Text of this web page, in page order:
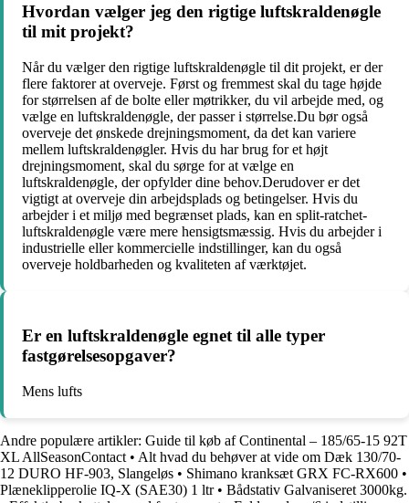
Hvordan vælger jeg den rigtige luftskraldenøgle
til mit projekt?
Når du vælger den rigtige luftskraldenøgle til dit projekt, er der
flere faktorer at overveje. Først og fremmest skal du tage højde
for størrelsen af de bolte eller møtrikker, du vil arbejde med, og
vælge en luftskraldenøgle, der passer i størrelse.Du bør også
overveje det ønskede drejningsmoment, da det kan variere
mellem luftskraldenøgler. Hvis du har brug for et højt
drejningsmoment, skal du sørge for at vælge en
luftskraldenøgle, der opfylder dine behov.Derudover er det
vigtigt at overveje din arbejdsplads og betingelser. Hvis du
arbejder i et miljø med begrænset plads, kan en split-ratchet-
luftskraldenøgle være mere hensigtsmæssig. Hvis du arbejder i
industrielle eller kommercielle indstillinger, kan du også
overveje holdbarheden og kvaliteten af værktøjet.
Er en luftskraldenøgle egnet til alle typer
fastgørelsesopgaver?
Mens lufts
Andre populære artikler: Guide til køb af Continental – 185/65-15 92T
XL AllSeasonContact • Alt hvad du behøver at vide om Dæk 130/70-
12 DURO HF-903, Slangeløs • Shimano kranksæt GRX FC-RX600 •
Plæneklipperolie IQ-X (SAE30) 1 ltr• Bådstativ Galvaniseret 3000kg.